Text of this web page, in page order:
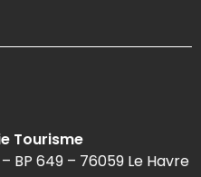
Tourisme
BP 649 – 76059 Le Havre